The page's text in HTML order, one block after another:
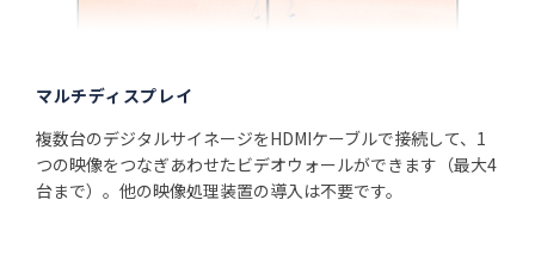
マルチディスプレイ
複数台のデジタルサイネージをHDMIケーブルで接続して、1
つの映像をつなぎあわせたビデオウォールができます（最大4
台まで）。他の映像処理装置の導入は不要です。